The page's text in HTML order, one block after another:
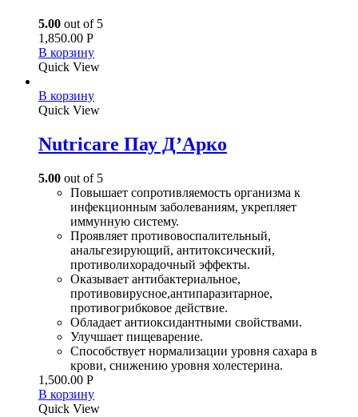
5.00 out of 5
1,850.00 Р
В корзину
Quick View
В корзину
Quick View
Nutricare Пау Д’Арко
5.00 out of 5
Повышает сопротивляемость организма к
инфекционным заболеваниям, укрепляет
иммунную систему.
Проявляет противовоспалительный,
анальгезирующий, антитоксический,
противолихорадочный эффекты.
Оказывает антибактериальное,
противовирусное,антипаразитарное,
противогрибковое действие.
Обладает антиоксидантными свойствами.
Улучшает пищеварение.
Способствует нормализации уровня сахара в
крови, снижению уровня холестерина.
1,500.00 Р
В корзину
Quick View